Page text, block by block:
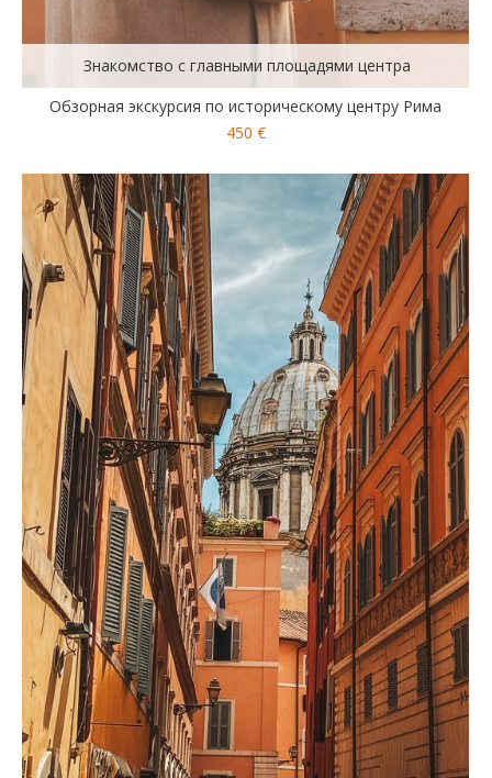
Знакомство с главными площадями центра
Обзорная экскурсия по историческому центру Рима
450 €